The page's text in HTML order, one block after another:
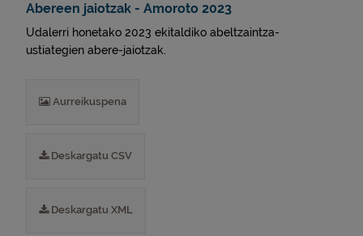
Abereen jaiotzak - Amoroto 2023
Udalerri honetako 2023 ekitaldiko abeltzaintza-
ustiategien abere-jaiotzak.
Aurreikuspena
Deskargatu CSV
Deskargatu XML